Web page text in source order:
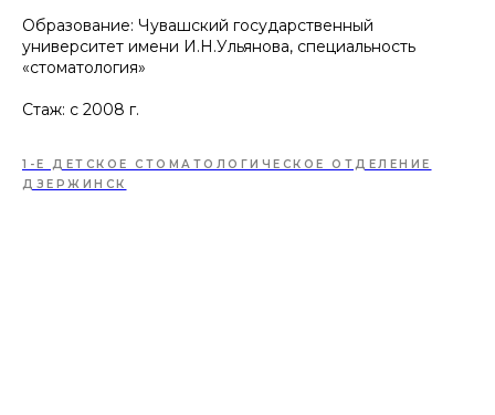
Образование: Чувашский государственный
университет имени И.Н.Ульянова, специальность
«стоматология»
Стаж: с 2008 г.
1-Е ДЕТСКОЕ СТОМАТОЛОГИЧЕСКОЕ ОТДЕЛЕНИЕ
ДЗЕРЖИНСК